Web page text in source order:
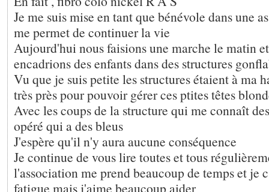
Je me suis mise en tant que bénévole dans une
me permet de continuer la vie
Aujourd'hui nous faisions une marche le matin
encadrions des enfants dans des structures
Vu que je suis petite les structures étaient à ma
très près pour pouvoir gérer ces ptites têtes
Avec les coups de la structure qui me connaît
opéré qui a des bleus
J'espère qu'il n'y aura aucune conséquence
Je continue de vous lire toutes et tous
l'association me prend beaucoup de temps et je
fatigue mais j'aime beaucoup aider